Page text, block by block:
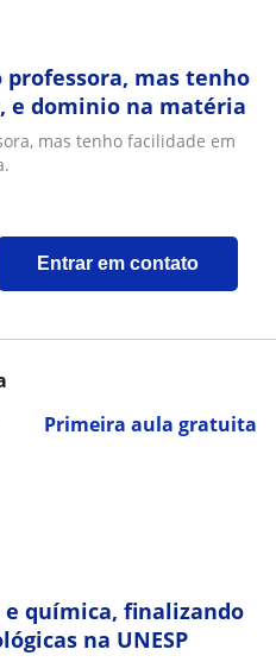
mas tenho
e dominio na matéria
mas tenho facilidade em
Entrar em contato
Primeira aula gratuita
e química, finalizando
na UNESP